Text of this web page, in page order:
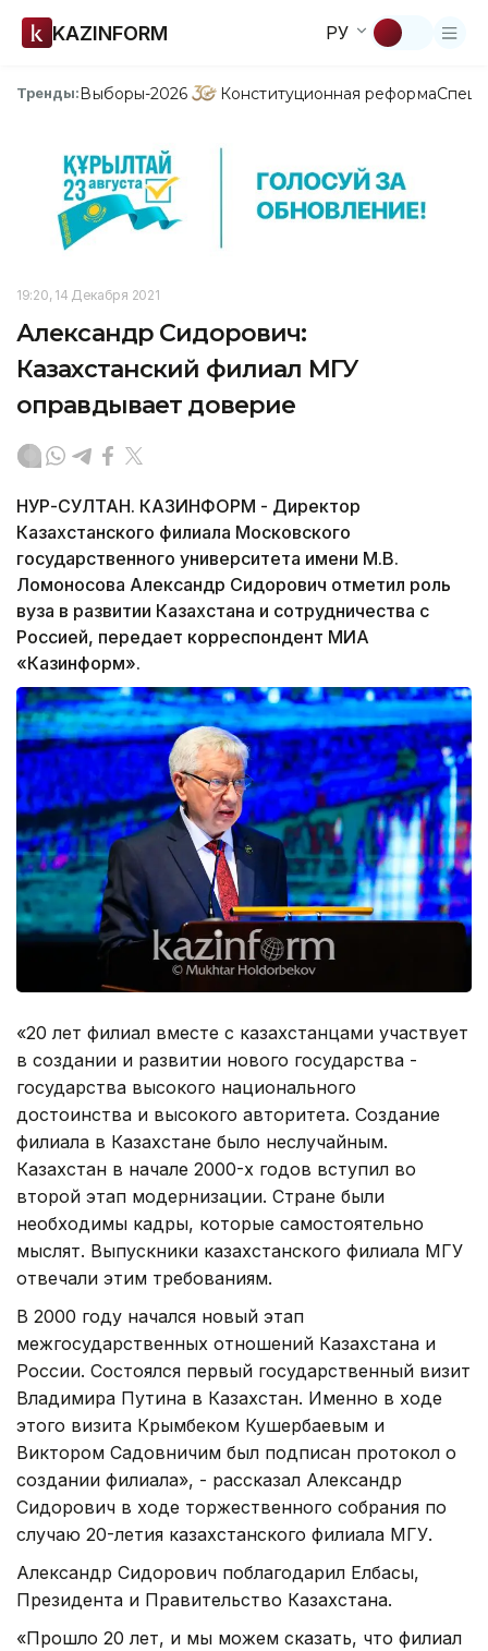
KAZINFORM РУ
Тренды:Выборы-2026 Конституционная реформа
19:20, 14 Декабря 2021
Александр Сидорович:
Казахстанский филиал МГУ
оправдывает доверие
НУР-СУЛТАН. КАЗИНФОРМ - Директор
Казахстанского филиала Московского
государственного университета имени М.В.
Ломоносова Александр Сидорович отметил роль
вуза в развитии Казахстана и сотрудничества с
Россией, передает корреспондент МИА
«Казинформ».
«20 лет филиал вместе с казахстанцами участвует
в создании и развитии нового государства -
государства высокого национального
достоинства и высокого авторитета. Создание
филиала в Казахстане было неслучайным.
Казахстан в начале 2000-х годов вступил во
второй этап модернизации. Стране были
необходимы кадры, которые самостоятельно
мыслят. Выпускники казахстанского филиала МГУ
отвечали этим требованиям.
В 2000 году начался новый этап
межгосударственных отношений Казахстана и
России. Состоялся первый государственный визит
Владимира Путина в Казахстан. Именно в ходе
этого визита Крымбеком Кушербаевым и
Виктором Садовничим был подписан протокол о
создании филиала», - рассказал Александр
Сидорович в ходе торжественного собрания по
случаю 20-летия казахстанского филиала МГУ.
Александр Сидорович поблагодарил Елбасы,
Президента и Правительство Казахстана.
«Прошло 20 лет, и мы можем сказать, что филиал